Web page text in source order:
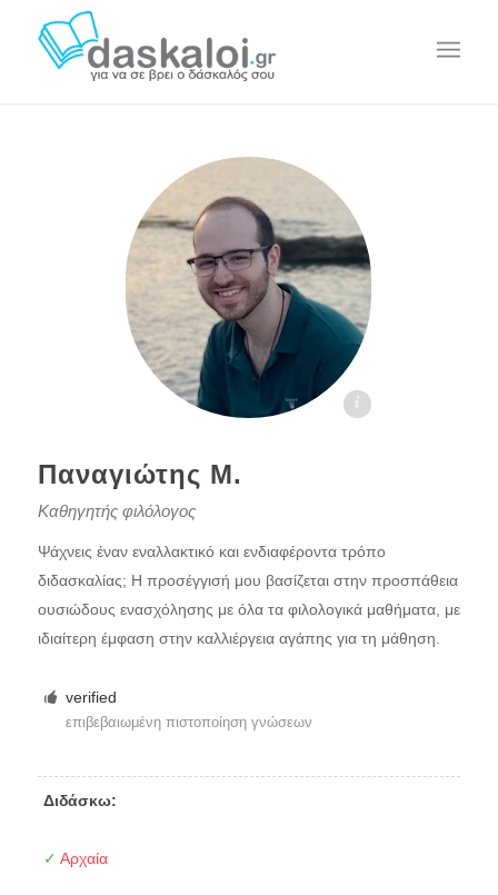
Παναγιώτης Σ. - daskaloi.gr
Παναγιώτης Μ.
Καθηγητής φιλόλογος
Ψάχνεις έναν εναλλακτικό και ενδιαφέροντα τρόπο
διδασκαλίας; Η προσέγγισή μου βασίζεται στην προσπάθεια
ουσιώδους ενασχόλησης με όλα τα φιλολογικά μαθήματα, με
ιδιαίτερη έμφαση στην καλλιέργεια αγάπης για τη μάθηση.
verified
επιβεβαιωμένη πιστοποίηση γνώσεων
Διδάσκω:
✓ Αρχαία